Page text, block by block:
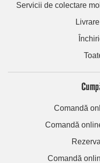
Servicii de colectare
Comandă
Comandă
Comandă